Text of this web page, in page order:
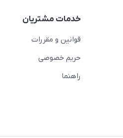
خدمات مشتریان
قوانین و مقررات
حریم خصوصی
راهنما